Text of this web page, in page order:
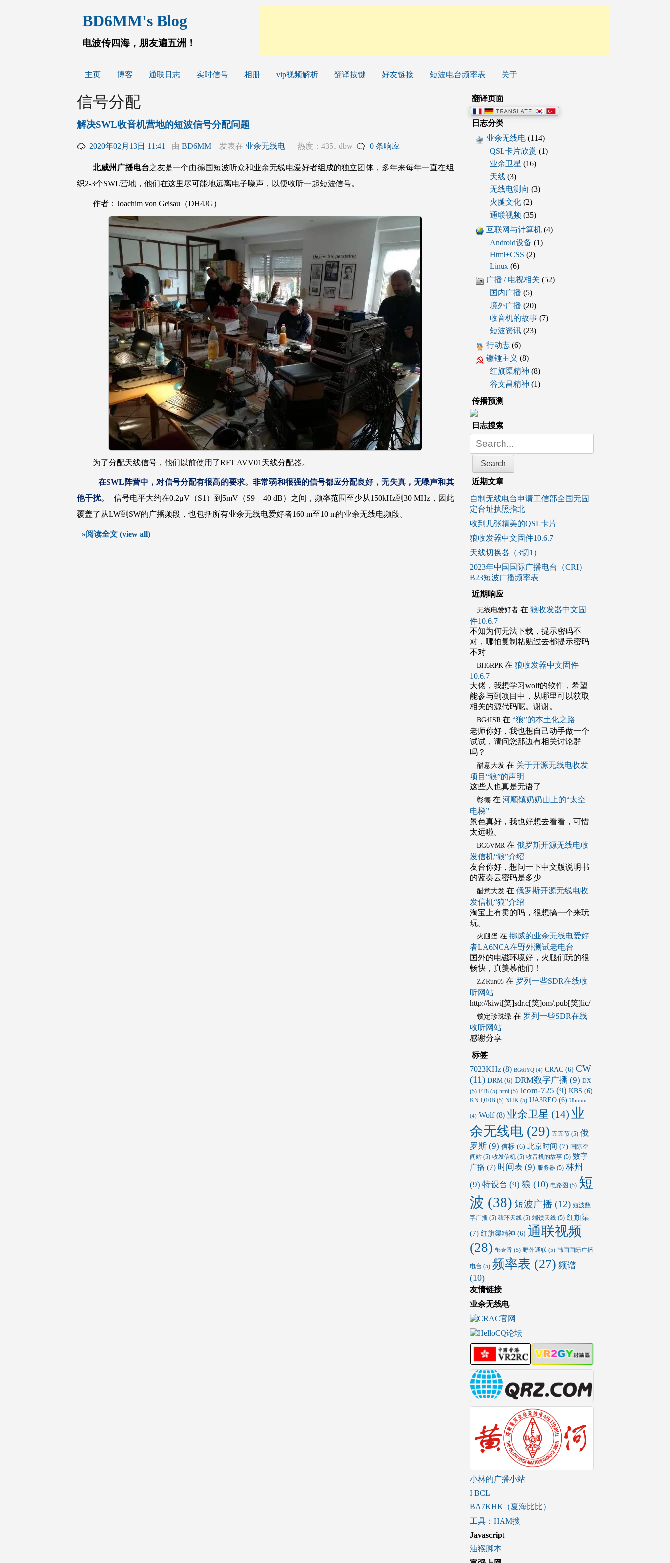
容
BD6MM's Blog
电波传四海，朋友遍五洲！
主页 博客 通联日志 实时信号 相册 vip视频解析 翻译按键 好友链接 短波电台频率表 关于
信号分配
解决SWL收音机营地的短波信号分配问题
2020年02月13日 11:41 由BD6MM 发表在 业余无线电 热度：4351 dbw 0 条响应
北威州广播电台之友是一个由德国短波听众和业余无线电爱好者组成的独立团体，多年来每年一直在组
织2-3个SWL营地，他们在这里尽可能地远离电子噪声，以便收听一起短波信号。
作者：Joachim von Geisau（DH4JG）
为了分配天线信号，他们以前使用了RFT AVV01天线分配器。
在SWL阵营中，对信号分配有很高的要求。非常弱和很强的信号都应分配良好，无失真，无噪声和其
他干扰。
信号电平大约在0.2μV（S1）到5mV（S9 + 40 dB）之间，频率范围至少从150kHz到30 MHz，因此
覆盖了从LW到SW的广播频段，也包括所有业余无线电爱好者160 m至10 m的业余无线电频段。
»阅读全文 (view all)
翻译页面
日志分类
业余无线电 (114)
QSL卡片欣赏 (1)
业余卫星 (16)
天线 (3)
无线电测向 (3)
火腿文化 (2)
通联视频 (35)
互联网与计算机 (4)
Android设备 (1)
Html+CSS (2)
Linux (6)
广播 / 电视相关 (52)
国内广播 (5)
境外广播 (20)
收音机的故事 (7)
短波资讯 (23)
行动志 (6)
镰锤主义 (8)
红旗渠精神 (8)
谷文昌精神 (1)
传播预测
日志搜索
Search
近期文章
自制无线电台申请工信部全国无固
定台址执照指北
收到几张精美的QSL卡片
狼收发器中文固件10.6.7
天线切换器（3切1）
2023年中国国际广播电台（CRI）
B23短波广播频率表
近期响应
无线电爱好者在 狼收发器中文固
件10.6.7
不知为何无法下载，提示密码不
对，哪怕复制粘贴过去都提示密码
不对
BH6RPK 在 狼收发器中文固件
10.6.7
大佬，我想学习wolf的软件，希望
能参与到项目中，从哪里可以获取
相关的源代码呢。谢谢。
BG4ISR 在 “狼”的本土化之路
老师你好，我也想自己动手做一个
试试，请问您那边有相关讨论群
吗？
醋意大发在 关于开源无线电收发
项目“狼”的声明
这些人也真是无语了
彰德在 河顺镇奶奶山上的“太空
电梯”
景色真好，我也好想去看看，可惜
太远啦。
BG6VMR 在 俄罗斯开源无线电收
发信机“狼”介绍
友台你好，想问一下中文版说明书
的蓝奏云密码是多少
醋意大发在 俄罗斯开源无线电收
发信机“狼”介绍
淘宝上有卖的吗，很想搞一个来玩
玩。
火腿蛋 在 挪威的业余无线电爱好
者LA6NCA在野外测试老电台
国外的电磁环境好，火腿们玩的很
畅快，真羡慕他们！
ZZRun05在 罗列一些SDR在线收
听网站
http://kiwi[笑]sdr.c[笑]om/.pub[笑]lic/
锁定珍珠绿在 罗列一些SDR在线
收听网站
感谢分享
标签
7023KHz(8) BG6IYQ(4) CRAC(6) CW
(11) DRM(6) DRM数字广播 (9) DX
(5) FT8(5) html(5) Icom-725 (9) KBS (6)
KN-Q10B(5) NHK (5) UA3REO(6) Ubuntu
(4) Wolf(8) 业余卫星 (14) 业
余无线电(29) 五五节(5) 俄
罗斯(9) 信标(6) 北京时间 (7) 国际空
间站(5) 收发信机(5) 收音机的故事(5) 数字
广播 (7) 时间表 (9) 服务器(5) 林州
(9) 特设台 (9) 狼 (10) 电路图 (5) 短
波 (38) 短波广播 (12) 短波数
字广播(5) 磁环天线(5) 端馈天线(5) 红旗渠
(7) 红旗渠精神 (6) 通联视频
(28) 郁金香(5) 野外通联(5) 韩国国际广播
电台 (5) 频率表 (27) 频谱
(10)
友情链接
业余无线电
小林的广播小站
I BCL
BA7KHK（夏海比比）
工具：HAM搜
Javascript
油猴脚本